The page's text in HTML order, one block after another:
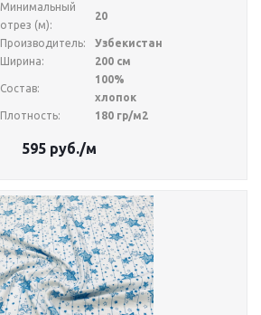
Минимальный
отрез (м):
20
Производитель:
Узбекистан
Ширина:
200 см
Состав:
100%
хлопок
Плотность:
180 гр/м2
595руб./м